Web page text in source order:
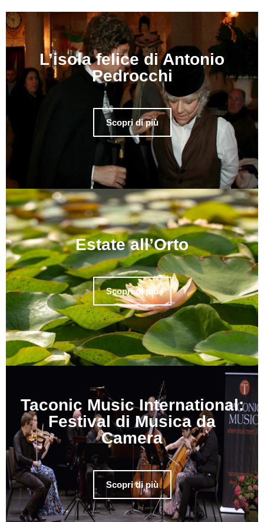
L’isola felice di Antonio
Pedrocchi
Scopri di più
Estate all’Orto
Scopri di più
Taconic Music International:
Festival di Musica da
Camera
Scopri di più